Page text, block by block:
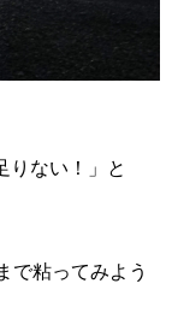
りない！」と
で粘ってみよう